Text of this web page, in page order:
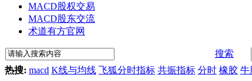
MACD股权交易
MACD股东交流
术道有方官网
搜索
热搜: macd K线与均线 飞狐分时指标 共振指标 分时 橡胶 牛